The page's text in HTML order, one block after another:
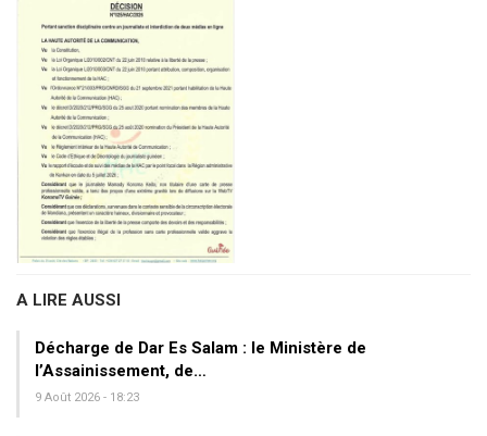
A LIRE AUSSI
Décharge de Dar Es Salam : le Ministère de
l’Assainissement, de…
9 Août 2026 - 18:23